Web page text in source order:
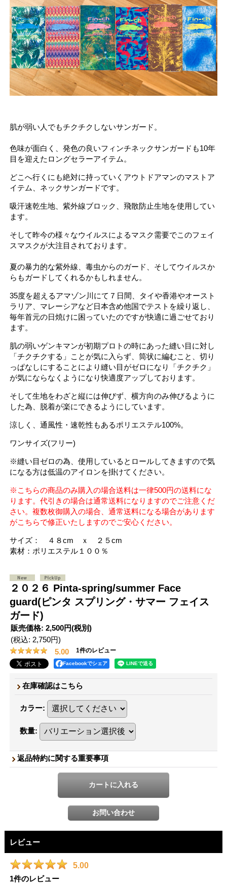
肌が弱い人でもチクチクしないサンガード。
色味が面白く、発色の良いフィンチネックサンガードも10年
目を迎えたロングセラーアイテム。
どこへ行くにも絶対に持っていくアウトドアマンのマストア
イテム、ネックサンガードです。
吸汗速乾生地、紫外線ブロック、飛散防止生地を使用してい
ます。
そして昨今の様々なウイルスによるマスク需要でこのフェイ
スマスクが大注目されております。
夏の暴力的な紫外線、毒虫からのガード、そしてウイルスか
らもガードしてくれるかもしれません。
35度を超えるアマゾン川にて７日間、タイや香港やオースト
ラリア、マレーシアなど日本含め他国でテストを繰り返し、
毎年首元の日焼けに困っていたのですが快適に過ごせており
ます。
肌の弱いゲンキマンが初期プロトの時にあった縫い目に対し
「チクチクする」ことが気に入らず、筒状に編むこと、切り
っぱなしにすることにより縫い目がゼロになり「チクチク」
が気にならなくようになり快適度アップしております。
そして生地をわざと縦には伸びず、横方向のみ伸びるように
した為、脱着が楽にできるようにしています。
涼しく、通風性・速乾性もあるポリエステル100%。
ワンサイズ(フリー)
※縫い目ゼロの為、使用しているとロールしてきますので気
になる方は低温のアイロンを掛けてください。
※こちらの商品のみ購入の場合送料は一律500円の送料にな
ります。代引きの場合は通常送料になりますのでご注意くだ
さい。複数枚御購入の場合、通常送料になる場合があります
がこちらで修正いたしますのでご安心ください。
サイズ： ４８cm ｘ ２５cm
素材：ポリエステル１００％
２０２６ Pinta‐spring/summer Face
guard(ピンタ スプリング・サマー フェイス
ガード)
販売価格: 2,500円(税別)
(税込: 2,750円)
5.00
1件のレビュー
Facebookでシェア
在庫確認はこちら
カラー:
数量:
返品特約に関する重要事項
レビュー
5.00
1件のレビュー